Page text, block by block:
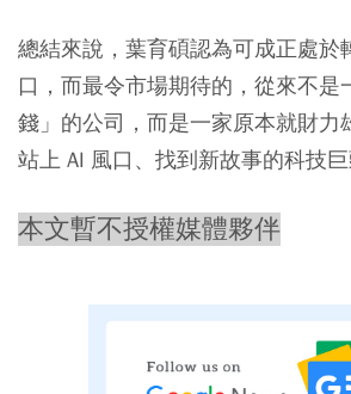
總結來說，葉育碩認為可成正處於
口，而最令市場期待的，從來不是
錢」的公司，而是一家原本就財力
站上 AI 風口、找到新故事的科技巨
本文暫不授權媒體夥伴